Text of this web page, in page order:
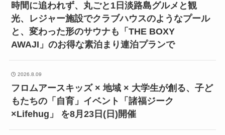
時間に追われず、丸ごと1日淡路島グルメと観
光、レジャー施設でクラブハウスのようなプール
と、変わった形のサウナも「THE BOXY
AWAJI」のお得な素泊まり連泊プランで
2026.8.09
フロムアースキッズ × 地域 × 大学生が創る、子ど
もたちの「自育」イベント「諸福ジーク
×Lifehug」 を8月23日(日)開催